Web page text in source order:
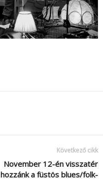
Következő cikk
November 12-én visszatér
hozzánk a füstös blues/folk-